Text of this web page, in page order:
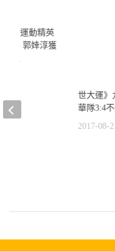
世大運》
華隊3:4
2017-08-
盛會運動精英
村、郭婞淳獲